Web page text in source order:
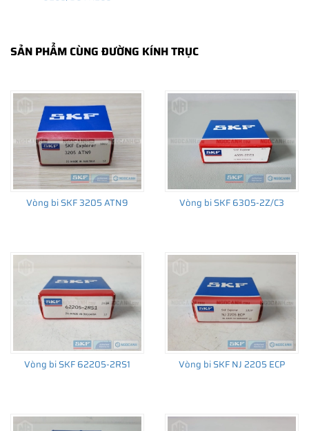
THÔNG TIN HỮU ÍCH
Vòng bi SKF chính hãng, Những lưu ý cơ bản trước khi mua hàng
•Xuất xứ vòng bi SKF chính hãng ở đâu?
•Chất lượng vòng bi SKF chính hãng
SẢN PHẨM CÙNG ĐƯỜNG KÍNH TRỤC
Vòng bi SKF 3205 ATN9 Vòng bi SKF 6305-2Z/C3
Vòng bi SKF 62205-2RS1 Vòng bi SKF NJ 2205 ECP